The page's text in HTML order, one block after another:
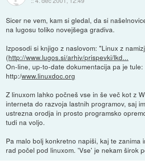
Sicer ne vem, kam si gledal, da si
na lugosu toliko novejšega gradiva.
Izposodi si knjigo z naslovom: "Linux z
(http://www.lugos.si/arhiv/prispevki/lkd...
On-line, up-to-date dokumentacija pa je tule:
http:/www.linuxdoc.org
Z linuxom lahko počneš vse in še več kot z
interneta do razvoja lastnih programov, saj
ustrezna orodja in prosto programsko
tudi na voljo.
Pa malo bolj konkretno napiši, kaj te zanima
rad počel pod linuxom. 'Vse' je nekam širok